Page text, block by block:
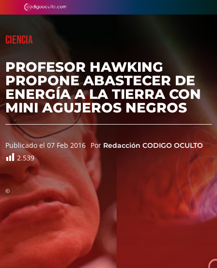
CIENCIA
PROFESOR HAWKING
PROPONE ABASTECER DE
ENERGÍA A LA TIERRA CON
MINI AGUJEROS NEGROS
Publicado el 07 Feb 2016 Por Redacción CODIGO OCULTO
2.539
©